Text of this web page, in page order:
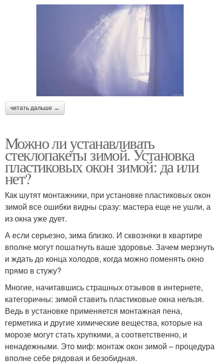
читать дальше →
Можно ли устанавливать
стеклопакеты зимой. Установка
пластиковых окон зимой: да или
нет?
Как шутят монтажники, при установке пластиковых окон
зимой все ошибки видны сразу: мастера еще не ушли, а
из окна уже дует.
А если серьезно, зима близко. И сквозняки в квартире
вполне могут пошатнуть ваше здоровье. Зачем мерзнуть
и ждать до конца холодов, когда можно поменять окно
прямо в стужу?
Многие, начитавшись страшных отзывов в интернете,
категоричны: зимой ставить пластиковые окна нельзя.
Ведь в установке применяется монтажная пена,
герметика и другие химические вещества, которые на
морозе могут стать хрупкими, а соответственно, и
ненадежными. Это миф: монтаж окон зимой – процедура
вполне себе рядовая и безобидная.